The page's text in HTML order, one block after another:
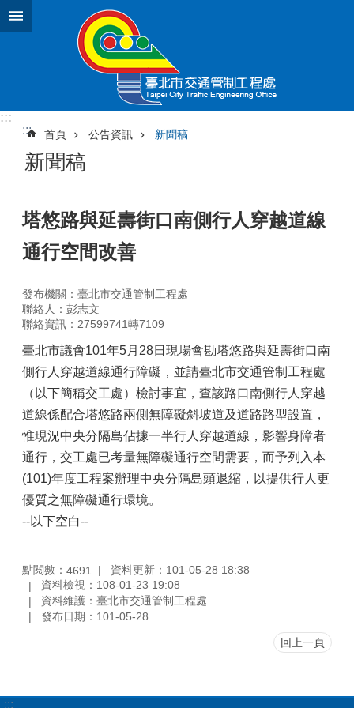
跳到主要內容區塊
:::
:::
首頁 公告資訊 新聞稿
新聞稿
塔悠路與延壽街口南側行人穿越道線
通行空間改善
發布機關：臺北市交通管制工程處
聯絡人：彭志文
聯絡資訊：27599741轉7109
臺北市議會101年5月28日現場會勘塔悠路與延壽街口南
側行人穿越道線通行障礙，並請臺北市交通管制工程處
（以下簡稱交工處）檢討事宜，查該路口南側行人穿越
道線係配合塔悠路兩側無障礙斜坡道及道路路型設置，
惟現況中央分隔島佔據一半行人穿越道線，影響身障者
通行，交工處已考量無障礙通行空間需要，而予列入本
(101)年度工程案辦理中央分隔島頭退縮，以提供行人更
優質之無障礙通行環境。
--以下空白--
點閱數： 4691
資料更新：101-05-28 18:38
資料檢視：108-01-23 19:08
資料維護：臺北市交通管制工程處
發布日期：101-05-28
回上一頁
:::